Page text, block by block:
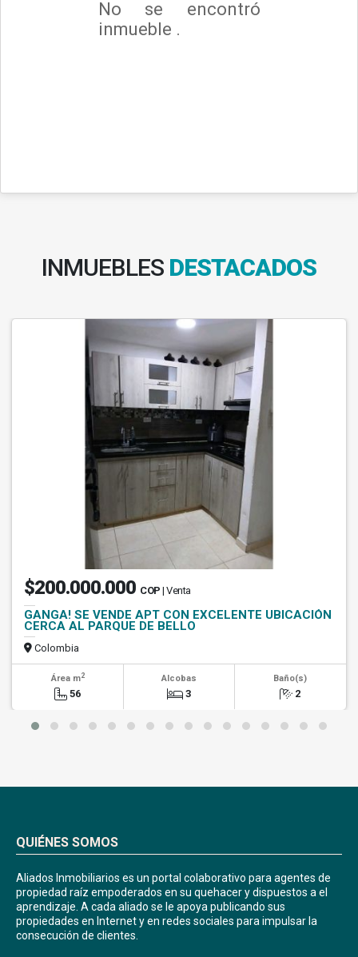
No se encontró
inmueble .
INMUEBLES DESTACADOS
$200.000.000 COP | Venta
GANGA! SE VENDE APT CON EXCELENTE UBICACIÓN
CERCA AL PARQUE DE BELLO
Colombia
Área m2
56
Alcobas
3
Baño(s)
2
QUIÉNES SOMOS
Aliados Inmobiliarios es un portal colaborativo para agentes de
propiedad raíz empoderados en su quehacer y dispuestos a el
aprendizaje. A cada aliado se le apoya publicando sus
propiedades en Internet y en redes sociales para impulsar la
consecución de clientes.